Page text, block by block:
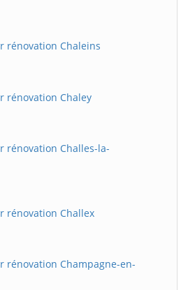
rénovation Chaleins
rénovation Chaley
rénovation Challes-la-
rénovation Challex
rénovation Champagne-en-